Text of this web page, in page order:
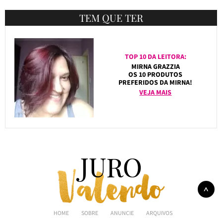
TEM QUE TER
TOP 10 DA LEITORA:
MIRNA GRAZZIA
OS 10 PRODUTOS
PREFERIDOS DA MIRNA!
VEJA MAIS
HOME SOBRE ANUNCIE ARQUIVOS